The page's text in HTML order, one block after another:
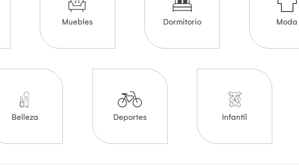
Muebles Dormitorio Moda
Belleza Deportes Infantil